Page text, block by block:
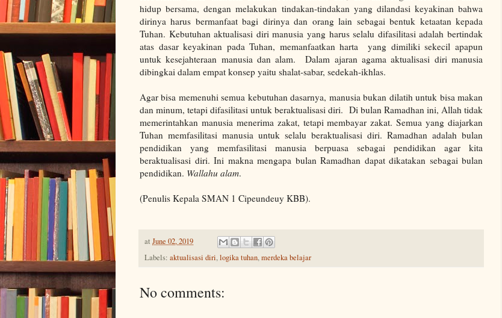
hidup bersama, dengan melakukan tindakan-tindakan yang dilandasi keyakinan bahwa
dirinya harus bermanfaat bagi dirinya dan orang lain sebagai bentuk ketaatan kepada
Tuhan. Kebutuhan aktualisasi diri manusia yang harus selalu difasilitasi adalah bertindak
atas dasar keyakinan pada Tuhan, memanfaatkan harta
yang dimiliki sekecil apapun
untuk kesejahteraan manusia dan alam.
Dalam ajaran agama aktualisasi diri manusia
dibingkai dalam empat konsep yaitu shalat-sabar, sedekah-ikhlas.
Agar bisa memenuhi semua kebutuhan dasarnya, manusia bukan dilatih untuk bisa makan
dan minum, tetapi difasilitasi untuk beraktualisasi diri. Di bulan Ramadhan ini, Allah tidak
memerintahkan manusia menerima zakat, tetapi membayar zakat. Semua yang diajarkan
Tuhan memfasilitasi manusia untuk selalu beraktualisasi diri. Ramadhan adalah bulan
pendidikan yang memfasilitasi manusia berpuasa sebagai pendidikan agar kita
beraktualisasi diri. Ini makna mengapa bulan Ramadhan dapat dikatakan sebagai bulan
pendidikan. Wallahu alam.
(Penulis Kepala SMAN 1 Cipeundeuy KBB).
at June 02, 2019
Labels: aktualisasi diri,logika tuhan,merdeka belajar
No comments: